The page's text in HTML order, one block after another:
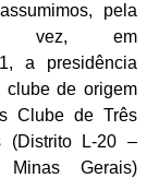
pela
vez, em
a presidência
clube de origem
Clube de Três
(Distrito L-20 –
Gerais)